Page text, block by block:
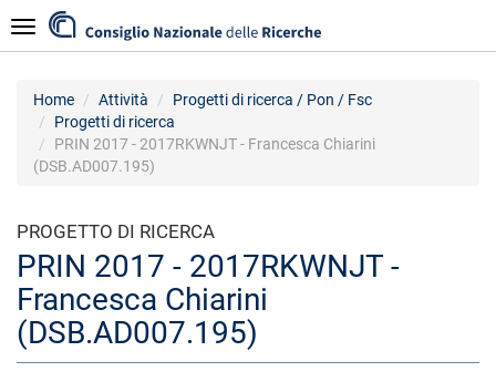
al
contenuto
Navigazione
Home Attività
Progetti di ricerca / Pon / Fsc
Progetti di ricerca
PRIN 2017 - 2017RKWNJT - Francesca Chiarini
(DSB.AD007.195)
PROGETTO DI RICERCA
PRIN 2017 - 2017RKWNJT -
Francesca Chiarini
(DSB.AD007.195)